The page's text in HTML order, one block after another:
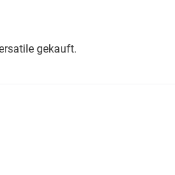
gekauft.